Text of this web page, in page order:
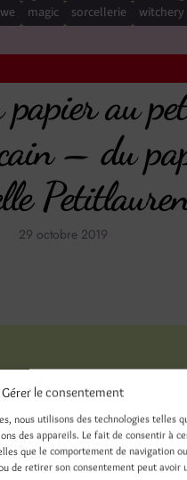
Gérer le consentement
nous utilisons des technologies telles
des appareils. Le fait de consentir à
que le comportement de navigation
de retirer son consentement peut
magic sorcellerie witchery
au
– du
29 octobre 2019
On en parle !
des bêtes et des sorcières